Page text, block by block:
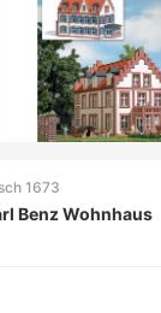
1673
Benz Wohnhaus